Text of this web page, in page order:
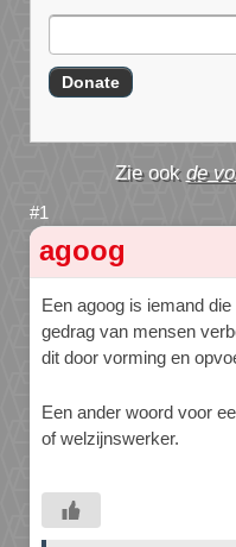
de
agoog
Een agoog is iemand
gedrag van mensen
dit door vorming en
Een ander woord voor
of welzijnswerker.